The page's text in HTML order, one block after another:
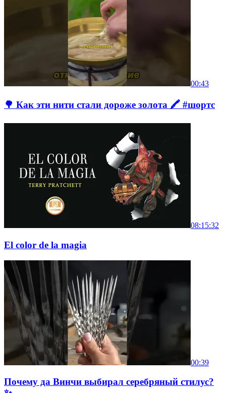
00:43
🌳 Как эти нити стали дороже золота 🖍️ #шортс
08:15:32
El color de la magia
00:39
Почему да Винчи выбирал серебряный стилус?